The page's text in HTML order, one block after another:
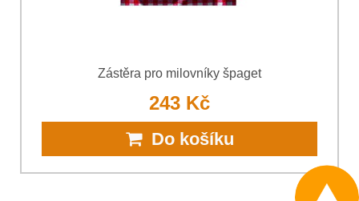
Zástěra pro milovníky špaget
243 Kč
Do košíku